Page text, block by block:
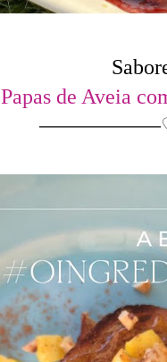
Papas de Aveia